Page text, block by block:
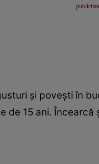
şi poveşti în
de 15 ani.